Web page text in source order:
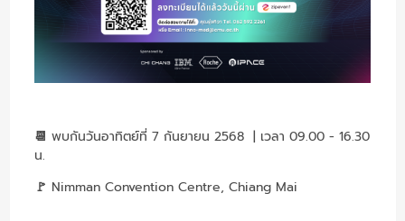
📆พบกันวันอาทิตย์ที่ 7 กันยายน 2568 | เวลา 09.00 - 16.30
น.
🚩 Nimman Convention Centre, Chiang Mai